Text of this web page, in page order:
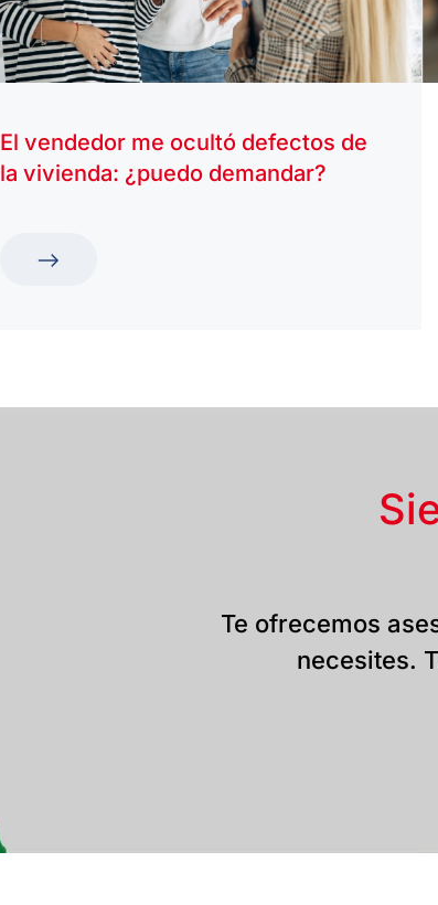
El vendedor me ocultó defectos de
la vivienda: ¿puedo demandar?
Te ofrecemos
necesites.